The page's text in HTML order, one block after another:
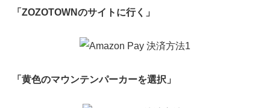
「ZOZOTOWNのサイトに行く」
「黄色のマウンテンパーカーを選択」